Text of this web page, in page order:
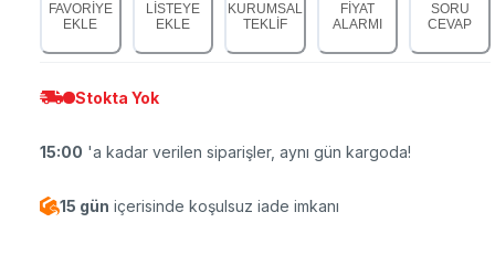
FAVORİYE
EKLE
LİSTEYE
EKLE
KURUMSAL
TEKLİF
FİYAT
ALARMI
SORU
CEVAP
Stokta Yok
15:00 'a kadar verilen siparişler, aynı gün kargoda!
15 gün içerisinde koşulsuz iade imkanı